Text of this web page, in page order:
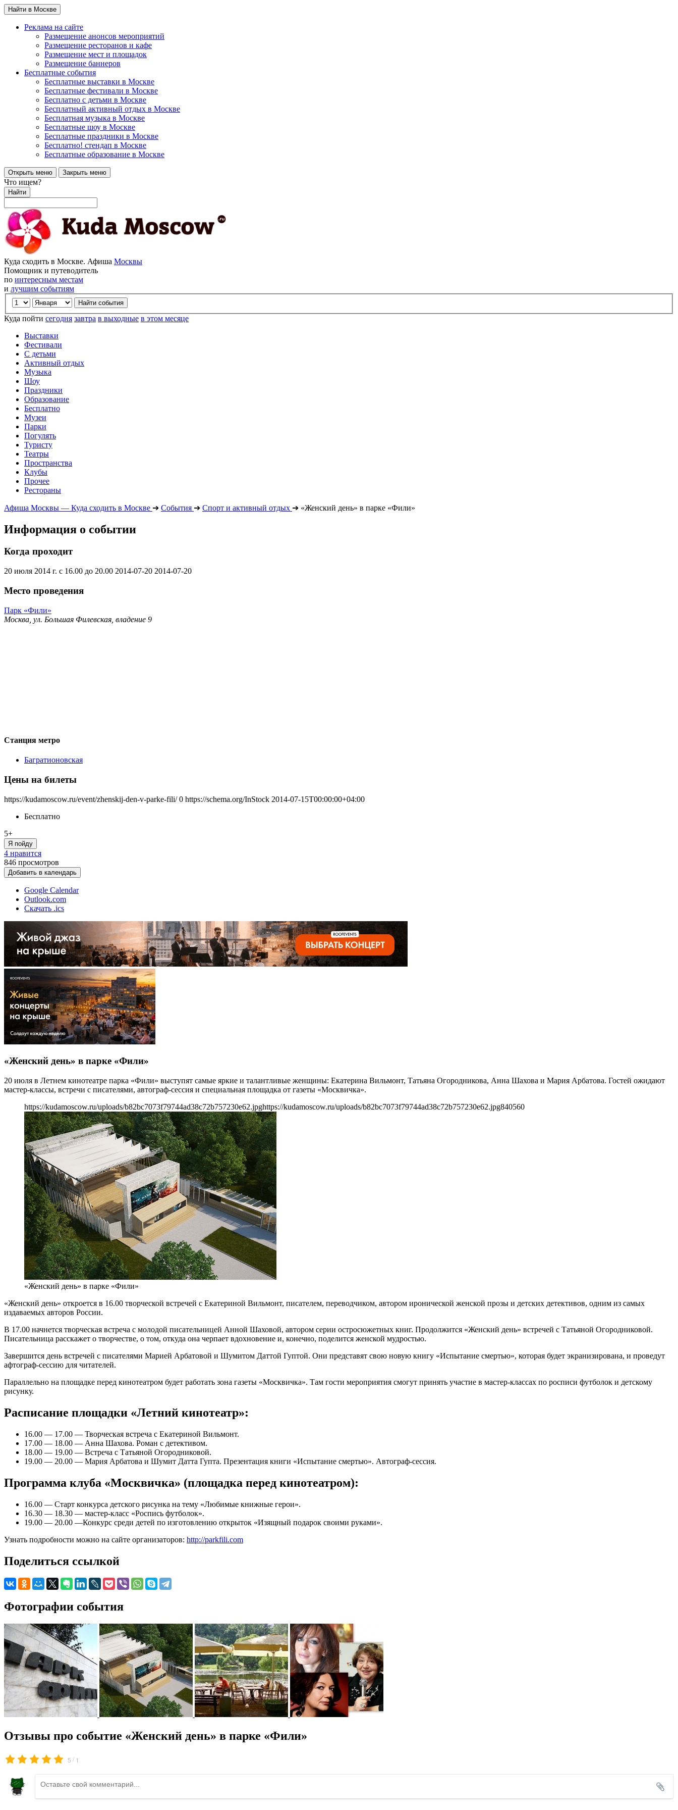
Найти в Москве
Реклама на сайте
Размещение анонсов мероприятий
Размещение ресторанов и кафе
Размещение мест и площадок
Размещение баннеров
Бесплатные события
Бесплатные выставки в Москве
Бесплатные фестивали в Москве
Бесплатно с детьми в Москве
Бесплатный активный отдых в Москве
Бесплатная музыка в Москве
Бесплатные шоу в Москве
Бесплатные праздники в Москве
Бесплатно! стендап в Москве
Бесплатные образование в Москве
Открыть меню Закрыть меню
Что ищем?
Найти
Куда сходить в Москве. Афиша Москвы
Помощник и путеводитель
по интересным местам
и лучшим событиям
Куда пойти сегодня завтра в выходные в этом месяце
Выставки
Фестивали
С детьми
Активный отдых
Музыка
Шоу
Праздники
Образование
Бесплатно
Музеи
Парки
Погулять
Туристу
Театры
Пространства
Клубы
Прочее
Рестораны
Афиша Москвы — Куда сходить в Москве ➔ События ➔ Спорт и активный отдых ➔ «Женский день» в парке «Фили»
Информация о событии
Когда проходит
20 июля 2014 г. с 16.00 до 20.00 2014-07-20 2014-07-20
Место проведения
Парк «Фили»
Москва, ул. Большая Филевская, владение 9
Станция метро
Багратионовская
Цены на билеты
https://kudamoscow.ru/event/zhenskij-den-v-parke-fili/ 0 https://schema.org/InStock 2014-07-15T00:00:00+04:00
Бесплатно
5+
Я пойду
4 нравится
846 просмотров
Добавить в календарь
Google Calendar
Outlook.com
Скачать .ics
«Женский день» в парке «Фили»
20 июля в Летнем кинотеатре парка «Фили» выступят самые яркие и талантливые женщины: Екатерина Вильмонт, Татьяна Огородникова, Анна Шахова и Мария Арбатова. Гостей ожидают
мастер-классы, встречи с писателями, автограф-сессия и специальная площадка от газеты «Москвичка».
https://kudamoscow.ru/uploads/b82bc7073f79744ad38c72b757230e62.jpghttps://kudamoscow.ru/uploads/b82bc7073f79744ad38c72b757230e62.jpg840560
«Женский день» в парке «Фили»
«Женский день» откроется в 16.00 творческой встречей с Екатериной Вильмонт, писателем, переводчиком, автором иронической женской прозы и детских детективов, одним из самых
издаваемых авторов России.
В 17.00 начнется творческая встреча с молодой писательницей Анной Шаховой, автором серии остросюжетных книг. Продолжится «Женский день» встречей с Татьяной Огородниковой.
Писательница расскажет о творчестве, о том, откуда она черпает вдохновение и, конечно, поделится женской мудростью.
Завершится день встречей с писателями Марией Арбатовой и Шумитом Даттой Гуптой. Они представят свою новую книгу «Испытание смертью», которая будет экранизирована, и проведут
афтограф-сессию для читателей.
Параллельно на площадке перед кинотеатром будет работать зона газеты «Москвичка». Там гости мероприятия смогут принять участие в мастер-классах по росписи футболок и детскому
рисунку.
Расписание площадки «Летний кинотеатр»:
16.00 — 17.00 — Творческая встреча с Екатериной Вильмонт.
17.00 — 18.00 — Анна Шахова. Роман с детективом.
18.00 — 19.00 — Встреча c Татьяной Огородниковой.
19.00 — 20.00 — Мария Арбатова и Шумит Датта Гупта. Презентация книги «Испытание смертью». Автограф-сессия.
Программа клуба «Москвичка» (площадка перед кинотеатром):
16.00 — Старт конкурса детского рисунка на тему «Любимые книжные герои».
16.30 — 18.30 — мастер-класс «Роспись футболок».
19.00 — 20.00 —Конкурс среди детей по изготовлению открыток «Изящный подарок своими руками».
Узнать подробности можно на сайте организаторов: http://parkfili.com
Поделиться ссылкой
Фотографии события
Отзывы про событие «Женский день» в парке «Фили»
5 / 1